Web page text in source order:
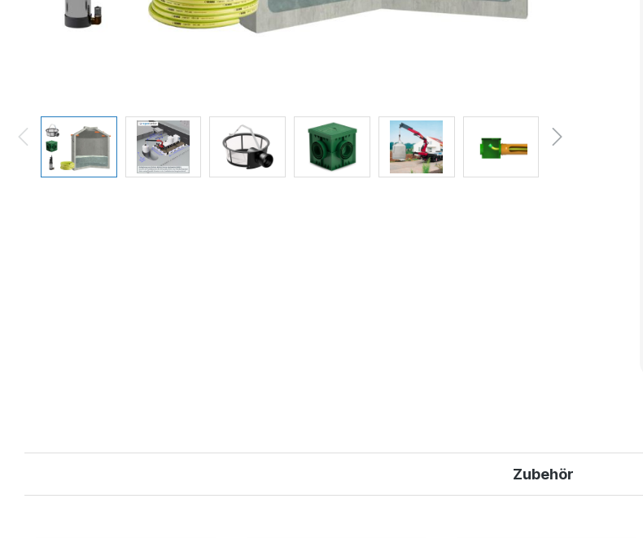
Zubehör